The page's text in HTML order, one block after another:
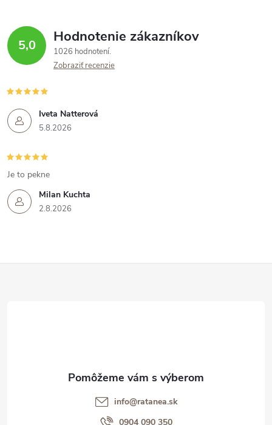
5,0 Hodnotenie zákazníkov
1026 hodnotení
Zobraziť recenzie
Iveta Natterová
5.8.2026
Milan Kuchta
2.8.2026
Je to pekne
info@ratanea.sk
0904 090 350